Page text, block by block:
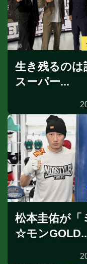
生き残るのは
スーパー...
松本圭佑が「
☆モン